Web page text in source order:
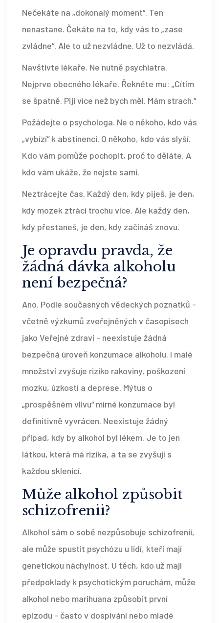
Nečekáte na „dokonalý moment“. Ten
nenastane. Čekáte na to, kdy vás to „zase
zvládne“. Ale to už nezvládne. Už to nezvládá.
Navštivte lékaře. Ne nutně psychiatra.
Nejprve obecného lékaře. Řekněte mu: „Cítím
se špatně. Piji více než bych měl. Mám strach.“
Požádejte o psychologa. Ne o někoho, kdo vás
„vybízí“ k abstinenci. O někoho, kdo vás slyší.
Kdo vám pomůže pochopit, proč to děláte. A
kdo vám ukáže, že nejste sami.
Neztrácejte čas. Každý den, kdy piješ, je den,
kdy mozek ztrácí trochu více. Ale každý den,
kdy přestaneš, je den, kdy začínáš znovu.
Je opravdu pravda, že
žádná dávka alkoholu
není bezpečná?
Ano. Podle současných vědeckých poznatků -
včetně výzkumů zveřejněných v časopisech
jako Veřejné zdraví - neexistuje žádná
bezpečná úroveň konzumace alkoholu. I malé
množství zvyšuje riziko rakoviny, poškození
mozku, úzkostí a deprese. Mýtus o
„prospěšném vlivu“ mírné konzumace byl
definitivně vyvrácen. Neexistuje žádný
případ, kdy by alkohol byl lékem. Je to jen
látkou, která má rizika, a ta se zvyšují s
každou sklenicí.
Může alkohol způsobit
schizofrenii?
Alkohol sám o sobě nezpůsobuje schizofrenii,
ale může spustit psychózu u lidí, kteří mají
genetickou náchylnost. U těch, kdo už mají
předpoklady k psychotickým poruchám, může
alkohol nebo marihuana způsobit první
epizodu - často v dospívání nebo mladé